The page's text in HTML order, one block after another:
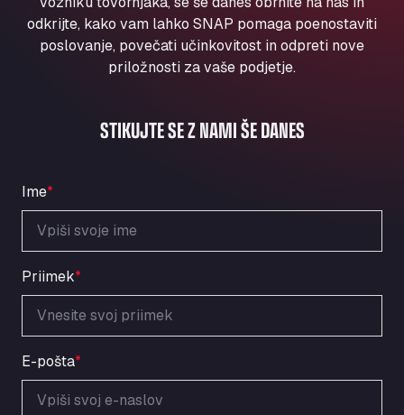
Aqua Ariva GmbH
Marie-Curie-Straße 24, 68219
Aral Autohof Bockel
ARAL Autohof Bockenem
Oppelner Str. 1, 31167
ARAL Autohof Preis
Schellweilerstraße 1, 66871
ARAL Tankstelle - XXL Truckwash.de
GmbH
Obernburger Str. 127, 63811
Ardleigh South Services
a120 westbound, CO77SL
Area 47 Hermanos Rico
Autovia A4 km 47, 28300
odkrijte, kako vam lahko SNAP pomaga poenostaviti
poslovanje, povečati učinkovitost in odpreti nove
priložnosti za vaše podjetje.
STIKUJTE SE Z NAMI ŠE DANES
Ime*
Priimek*
E-pošta*